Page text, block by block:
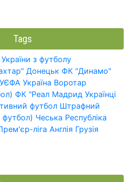
Tags
з футболу
Донецьк ФК "Динамо"
УЄФА Україна Воротар
ФК "Реал Мадрид Українці
футбол Штрафний
футбол) Чеська Республіка
ліга Англія Грузія